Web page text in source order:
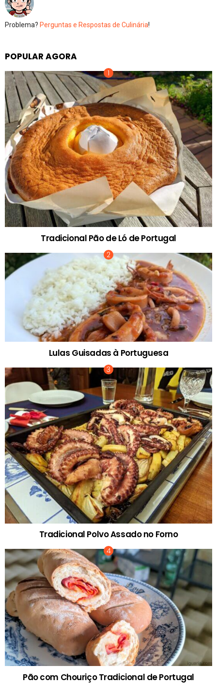
Problema? Perguntas e Respostas de Culinária!
POPULAR AGORA
Tradicional Pão de Ló de Portugal
Lulas Guisadas à Portuguesa
Tradicional Polvo Assado no Forno
Pão com Chouriço Tradicional de Portugal